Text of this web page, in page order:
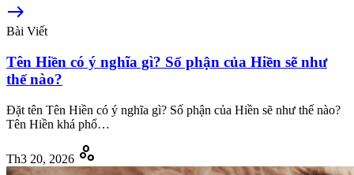
east
Bài Viết
Tên Hiền có ý nghĩa gì? Số phận của Hiền sẽ như
thế nào?
Đặt tên Tên Hiền có ý nghĩa gì? Số phận của Hiền sẽ như thế nào?
Tên Hiền khá phổ…
Th3 20, 2026 scatter_plot